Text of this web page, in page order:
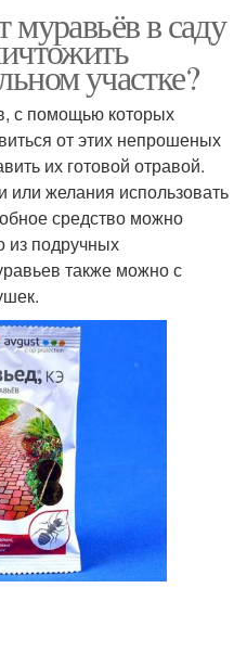
муравьёв в саду
участке?
с помощью которых
от этих непрошеных
их готовой отравой.
или желания использовать
средство можно
из подручных
также можно с